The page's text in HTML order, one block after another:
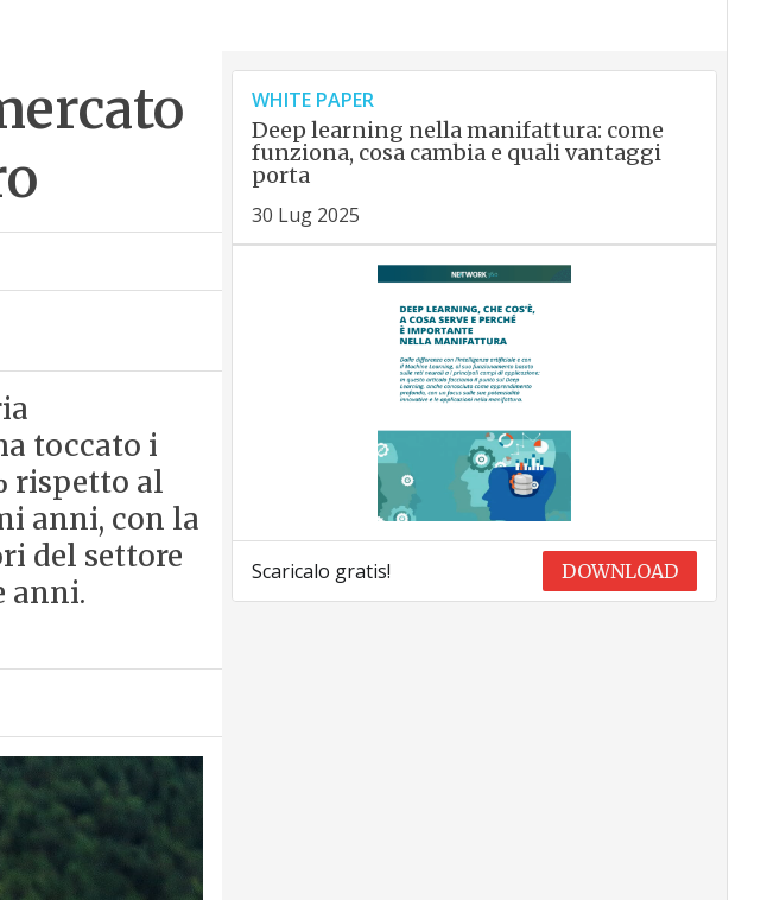
toccato i
rispetto al
anni, con la
del settore
anni.
WHITE PAPER
Deep learning nella manifattura: come
funziona, cosa cambia e quali vantaggi
porta
30 Lug 2025
Scaricalo gratis! DOWNLOAD